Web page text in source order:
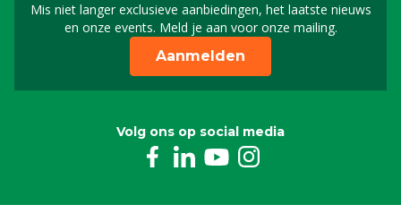
Mis niet langer exclusieve aanbiedingen, het laatste nieuws
en onze events. Meld je aan voor onze mailing.
Schrijf je in voor onze
Aanmelden
Volg ons op social media